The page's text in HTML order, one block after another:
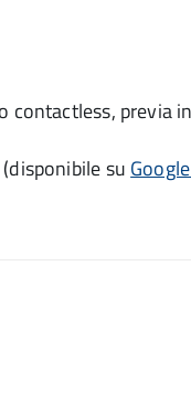
contactless, previa
su